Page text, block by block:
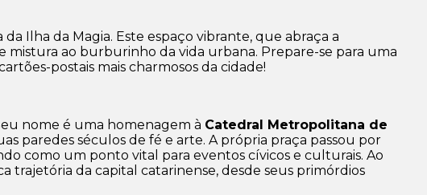
Ilha da Magia. Este espaço vibrante, que abraça a
ao burburinho da vida urbana. Prepare-se para uma
postais mais charmosos da cidade!
nome é uma homenagem à Catedral Metropolitana de
paredes séculos de fé e arte. A própria praça passou por
como um ponto vital para eventos cívicos e culturais. Ao
trajetória da capital catarinense, desde seus primórdios